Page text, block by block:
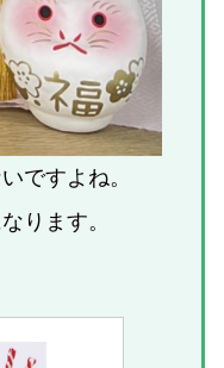
ですよね。
ります。